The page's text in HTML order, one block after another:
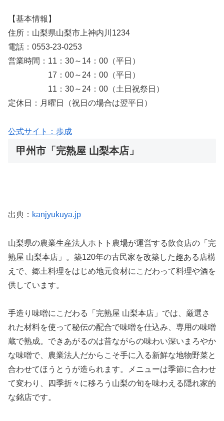
【基本情報】
住所：山梨県山梨市上神内川1234
電話：0553-23-0253
営業時間：11：30～14：00（平日）
17：00～24：00（平日）
11：30～24：00（土日祝祭日）
定休日：月曜日（祝日の場合は翌平日）
公式サイト：歩成
甲州市「完熟屋 山梨本店」
出典： kanjyukuya.jp
山梨県の農業生産法人ホトト農場が運営する飲食店の「完
熟屋 山梨本店」。築120年の古民家を改築した趣ある店構
えで、郷土料理をはじめ地元食材にこだわって料理や酒を
供しています。
手造り味噌にこだわる「完熟屋 山梨本店」では、厳選さ
れた材料を使って秘伝の配合で味噌を仕込み、専用の味噌
蔵で熟成。できあがるのは昔ながらの味わい深いまろやか
な味噌で、農業法人だからこそ手に入る新鮮な地物野菜と
合わせてほうとうが造られます。メニューは季節に合わせ
て変わり、四季折々に移ろう山梨の旬を味わえる隠れ家的
な銘店です。